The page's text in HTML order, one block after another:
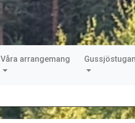
Våra arrangemang